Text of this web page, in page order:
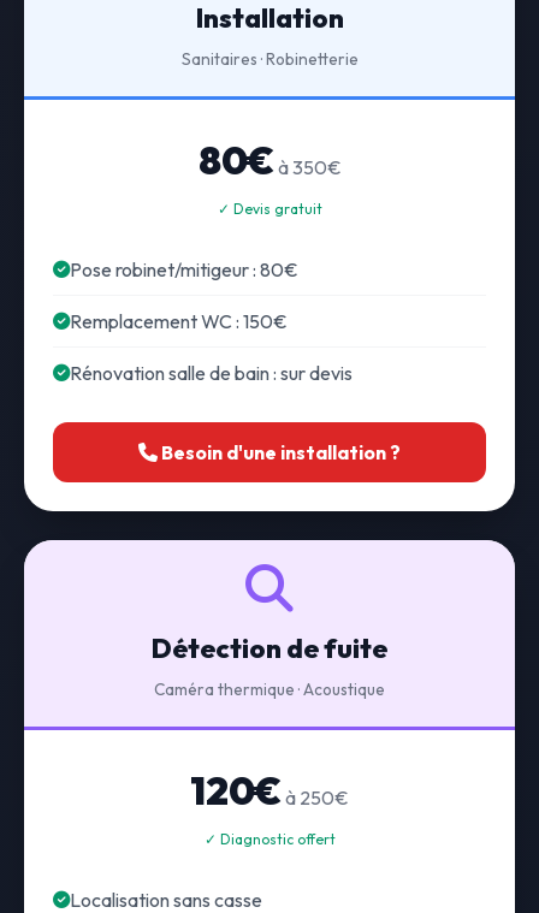
Installation
Sanitaires · Robinetterie
80€ à 350€
✓ Devis gratuit
Pose robinet/mitigeur : 80€
Remplacement WC : 150€
Rénovation salle de bain : sur devis
Besoin d'une installation ?
Détection de fuite
Caméra thermique · Acoustique
120€ à 250€
✓ Diagnostic offert
Localisation sans casse